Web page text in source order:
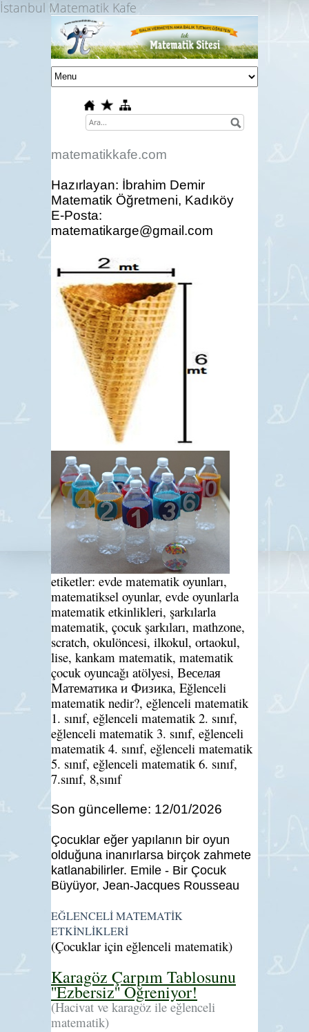
İstanbul Matematik Kafe
matematikkafe.com
Hazırlayan: İbrahim Demir
Matematik Öğretmeni, Kadıköy
E-Posta:
matematikarge@gmail.com
etiketler: evde matematik oyunları,
matematiksel oyunlar, evde oyunlarla
matematik etkinlikleri, şarkılarla
matematik, çocuk şarkıları, mathzone,
scratch, okulöncesi, ilkokul, ortaokul,
lise, kankam matematik, matematik
çocuk oyuncağı atölyesi, Веселая
Математика и Физика, Eğlenceli
matematik nedir?, eğlenceli matematik
1. sınıf, eğlenceli matematik 2. sınıf,
eğlenceli matematik 3. sınıf, eğlenceli
matematik 4. sınıf, eğlenceli matematik
5. sınıf, eğlenceli matematik 6. sınıf,
7.sınıf, 8,sınıf
Son güncelleme: 12/01/2026
Çocuklar eğer yapılanın bir oyun
olduğuna inanırlarsa birçok zahmete
katlanabilirler. Emile - Bir Çocuk
Büyüyor, Jean-Jacques Rousseau
EĞLENCELİ MATEMATİK
ETKİNLİKLERİ
(Çocuklar için eğlenceli matematik)
Karagöz Çarpım Tablosunu
''Ezbersiz'' Öğreniyor!
(Hacivat ve karagöz ile eğlenceli
matematik)